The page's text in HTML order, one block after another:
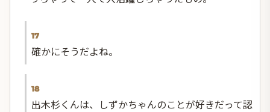
17
確かにそうだよね。
18
出木杉くんは、しずかちゃんのことが好きだって認